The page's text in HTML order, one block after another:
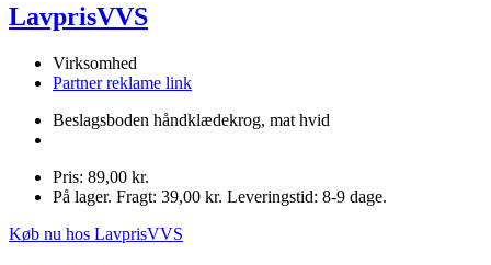
LavprisVVS
Virksomhed
Partner reklame link
Beslagsboden håndklædekrog, mat hvid
Pris: 89,00 kr.
På lager. Fragt: 39,00 kr. Leveringstid: 8-9 dage.
Køb nu hos LavprisVVS